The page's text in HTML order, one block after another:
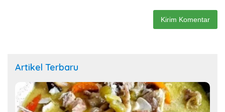
Artikel Terbaru